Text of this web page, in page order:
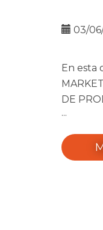
03/
En esta
DE